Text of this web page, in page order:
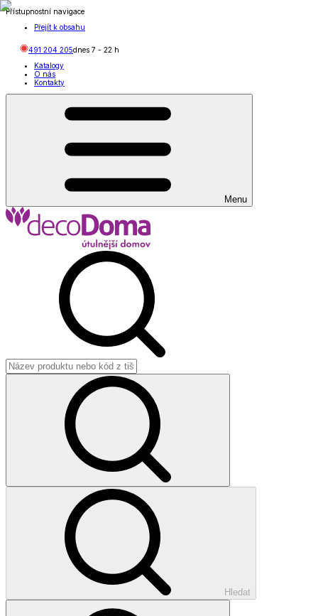
Přístupnostní navigace
Přejít k obsahu
491 204 205dnes 7 - 22 h
Katalogy
O nás
Kontakty
Menu
Hledat